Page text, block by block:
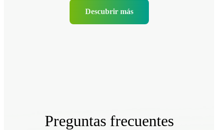
Descubrir más
Preguntas frecuentes